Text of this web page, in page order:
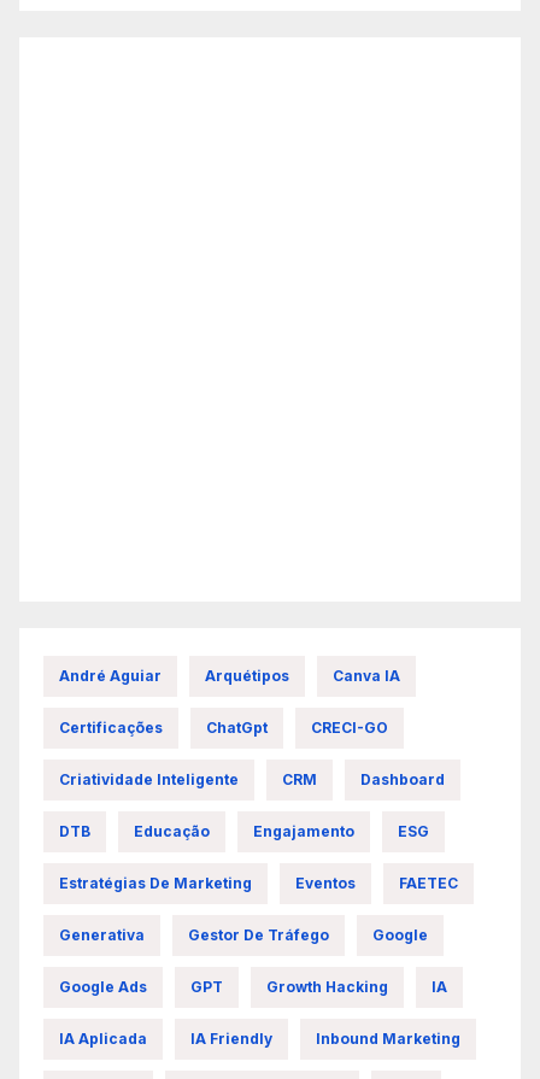
André Aguiar Arquétipos Canva IA
Certificações ChatGpt CRECI-GO
Criatividade Inteligente CRM Dashboard
DTB Educação Engajamento ESG
Estratégias De Marketing Eventos FAETEC
Generativa Gestor De Tráfego Google
Google Ads GPT Growth Hacking IA
IA Aplicada IA Friendly Inbound Marketing